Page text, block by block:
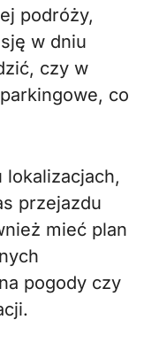
podróży,
w dniu
czy w
co
przejazdu
mieć plan
pogody czy